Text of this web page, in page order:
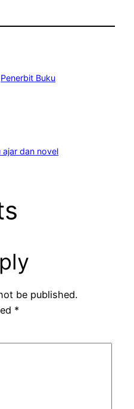
Penerbit Buku
ajar dan novel
be published.
*